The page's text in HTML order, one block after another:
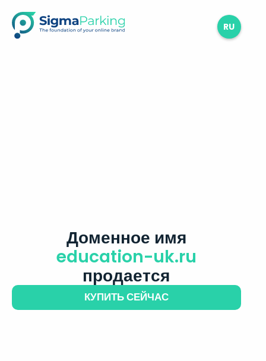
RU
Доменное имя
education-uk.ru
продается
КУПИТЬ СЕЙЧАС